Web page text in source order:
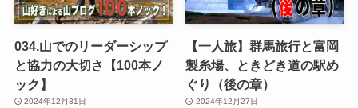
034.山でのリーダーシップ
と協力の大切さ【100本ノ
ック】
2024年12月31日
【一人旅】群馬旅行と富岡
製糸場、ときどき道の駅め
ぐり（後の章）
2024年12月27日